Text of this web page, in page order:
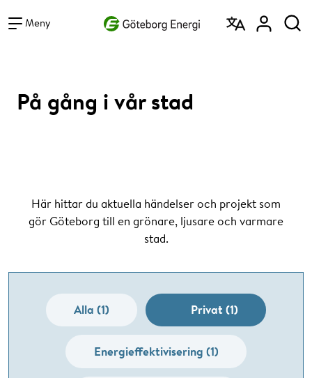
Meny
På gång i vår stad
Här hittar du aktuella händelser och projekt som
gör Göteborg till en grönare, ljusare och varmare
stad.
Alla (1) Privat (1)
Energieffektivisering (1)